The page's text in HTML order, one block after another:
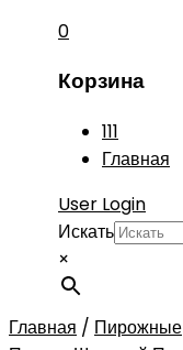
0
Корзина
111
Главная
User Login
Искать
×
Главная / Пирожные